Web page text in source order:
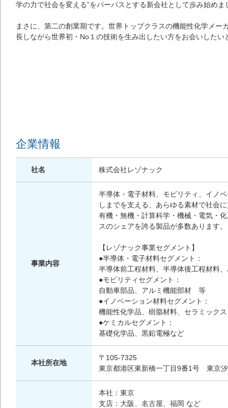
学の力で社会を変える”をパーパスとする新会社として歩み始めま
まさに、第二の創業期です。世界トップクラスの機能性化学メー
長しながら世界初・No１の技術を生み出したい方をお会いしたい
企業情報
社名 株式会社レゾナック
事業内容
半導体・電子材料、モビリティ、イノ
しまでを支える、あらゆる素材で社会
有機・無機・計算科学・機械・電気・
スのシェアを誇る製品が多数あります。
【レゾナック事業セグメント】
●半導体・電子材料セグメント：
半導体前工程材料、半導体後工程材料
●モビリティセグメント：
自動車部品、アルミ機能部材 等
●イノベーション材料セグメント：
機能性化学品、樹脂材料、セラミック
●ケミカルセグメント：
基礎化学品、黒鉛電極など
本社所在地
〒105-7325
東京都港区東新橋一丁目9番1号 東京
本社：東京
支店：大阪、名古屋、福岡 など